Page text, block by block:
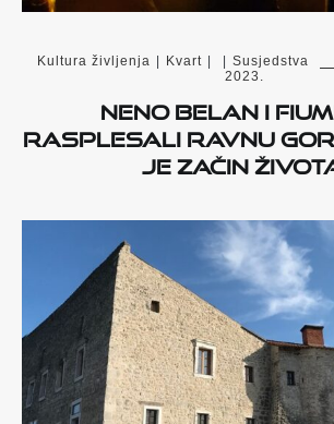
Kultura življenja | Kvart | | Susjedstva
2023.
Neno Belan i
rasplesali Ravnu
je začin